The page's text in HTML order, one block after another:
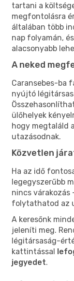
tartani a
megfontolásra
általában több
nap folyamán,
alacsonyabb
A neked
Caransebes-ba
nyújtó
ülőhelyek
hogy megtaláld
utazásodnak.
Közvetlen
Ha az idő
legegyszerűbb
nincs várakozás
folytathatod az
A keresőnk
jeleníti meg.
légitársaság-
kattintással
jegyedet.